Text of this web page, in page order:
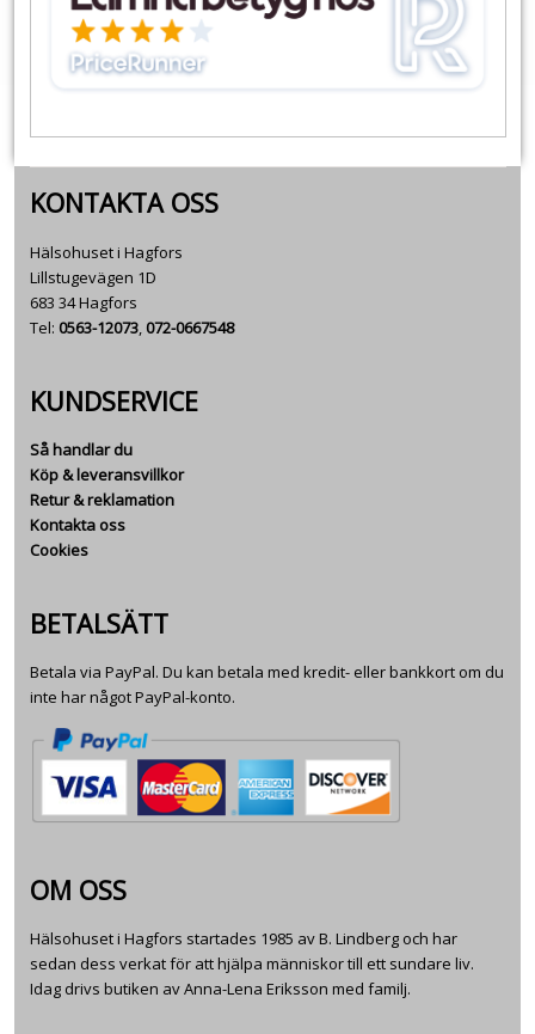
KONTAKTA OSS
Hälsohuset i Hagfors
Lillstugevägen 1D
683 34 Hagfors
Tel: 0563-12073,072-0667548
KUNDSERVICE
Så handlar du
Köp & leveransvillkor
Retur & reklamation
Kontakta oss
Cookies
BETALSÄTT
Betala via PayPal. Du kan betala med kredit- eller bankkort om du
inte har något PayPal-konto.
OM OSS
Hälsohuset i Hagfors startades 1985 av B. Lindberg och har
sedan dess verkat för att hjälpa människor till ett sundare liv.
Idag drivs butiken av Anna-Lena Eriksson med familj.